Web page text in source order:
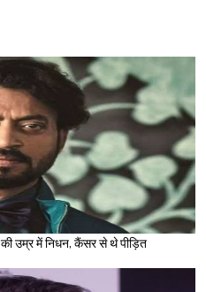
उम्र में निधन, कैंसर से थे पीड़ित